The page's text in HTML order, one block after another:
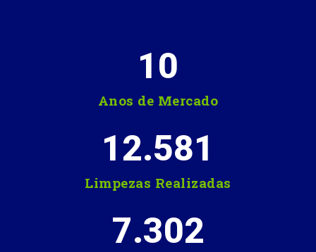
Anos de Mercado
10
Limpezas Realizadas
12.581
7.302